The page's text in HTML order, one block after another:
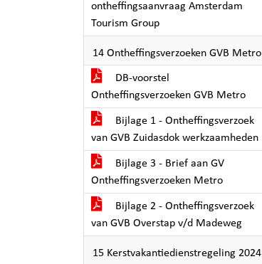
ontheffingsaanvraag Amsterdam
Tourism Group
14 Ontheffingsverzoeken GVB Metro
DB-voorstel
Ontheffingsverzoeken GVB Metro
Bijlage 1 - Ontheffingsverzoek
van GVB Zuidasdok werkzaamheden
Bijlage 3 - Brief aan GV
Ontheffingsverzoeken Metro
Bijlage 2 - Ontheffingsverzoek
van GVB Overstap v/d Madeweg
15 Kerstvakantiedienstregeling 2024